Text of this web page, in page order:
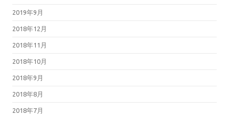
2019年9月
2018年12月
2018年11月
2018年10月
2018年9月
2018年8月
2018年7月